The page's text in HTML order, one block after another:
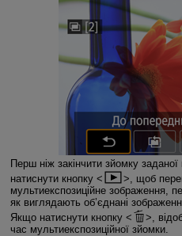
Перш ніж закінчити зйомку заданої
натиснути кнопку
, щоб
мультиекспозиційне зображення,
як виглядають об’єднані
Якщо натиснути кнопку
,
час мультиекспозиційної зйомки.